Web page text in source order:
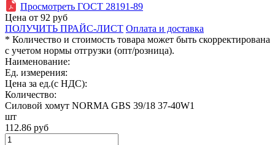
Просмотреть ГОСТ 28191-89
Цена от 92 руб
ПОЛУЧИТЬ ПРАЙС-ЛИСТ Оплата и доставка
* Количество и стоимость товара может быть скорректирована
с учетом нормы отгрузки (опт/розница).
Наименование:
Ед. измерения:
Цена за ед.(с НДС):
Количество:
Силовой хомут NORMA GBS 39/18 37-40W1
шт
112.86 руб